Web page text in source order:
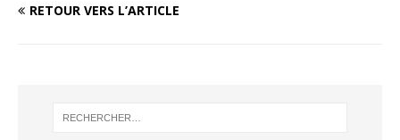
RETOUR VERS L’ARTICLE